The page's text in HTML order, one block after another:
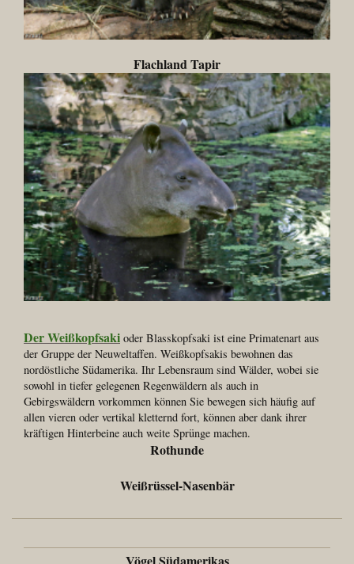
Flachland Tapir
Der Weißkopfsaki oder Blasskopfsaki ist eine Primatenart aus
der Gruppe der Neuweltaffen. Weißkopfsakis bewohnen das
nordöstliche Südamerika. Ihr Lebensraum sind Wälder, wobei sie
sowohl in tiefer gelegenen Regenwäldern als auch in
Gebirgswäldern vorkommen können Sie bewegen sich häufig auf
allen vieren oder vertikal kletternd fort, können aber dank ihrer
kräftigen Hinterbeine auch weite Sprünge machen.
Rothunde
Weißrüssel-Nasenbär
Vögel Südamerikas